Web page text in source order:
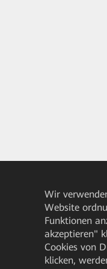
Wir
Website
Funktionen
akzeptieren"
Cookies von
klicken,